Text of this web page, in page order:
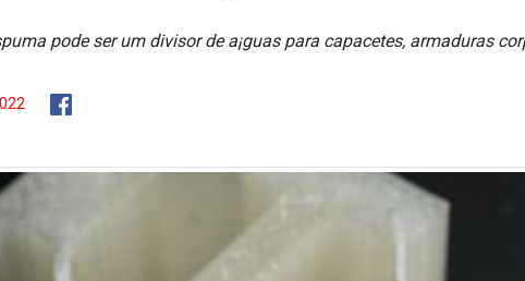
pode ser um divisor de a¡guas para capacetes, armaduras